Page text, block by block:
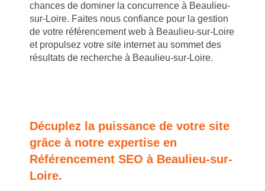
chances de dominer la concurrence à Beaulieu-
sur-Loire. Faites nous confiance pour la gestion
de votre référencement web à Beaulieu-sur-Loire
et propulsez votre site internet au sommet des
résultats de recherche à Beaulieu-sur-Loire.
Décuplez la puissance de votre site
grâce à notre expertise en
Référencement SEO à Beaulieu-sur-
Loire.